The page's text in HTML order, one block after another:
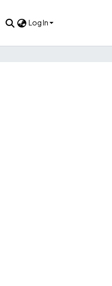
Log In